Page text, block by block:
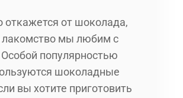
откажется от шоколада,
лакомство мы любим с
популярностью
шоколадные
вы хотите приготовить